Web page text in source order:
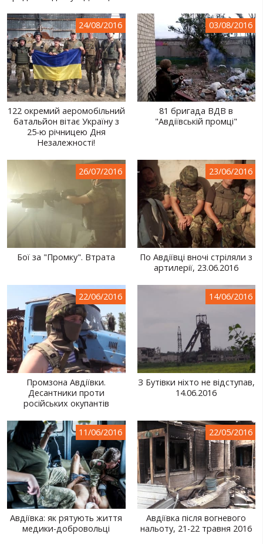
24/08/2016
122 окремий аеромобільний
батальйон вітає Україну з
25-ю річницею Дня
Незалежності!
03/08/2016
81 бригада ВДВ в
"Авдіївській промці"
26/07/2016
Бої за "Промку". Втрата
23/06/2016
По Авдіївці вночі стріляли з
артилерії, 23.06.2016
22/06/2016
Промзона Авдіївки.
Десантники проти
російських окупантів
14/06/2016
З Бутівки ніхто не відступав,
14.06.2016
11/06/2016
Авдіївка: як рятують життя
медики-добровольці
22/05/2016
Авдіївка після вогневого
нальоту, 21-22 травня 2016